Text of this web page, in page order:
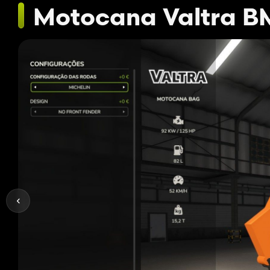
Motocana Valtra